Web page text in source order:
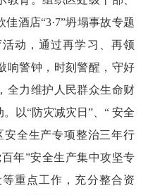
酒店“3·7”坍塌事故专题
动，通过再学习、再领
响警钟，时刻警醒，守好
全力维护人民群众生命财
以“防灾减灾日”、“ 安全
安全生产专项整治三年行
年”安全生产集中攻坚专
重点工作，充分整合资